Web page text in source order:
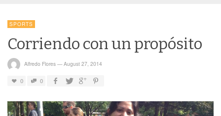
SPORTS
Corriendo con un propósito
Alfredo Flores — August 27, 2014
0 0